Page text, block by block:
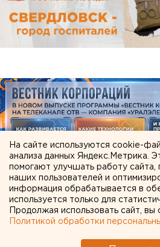
ЧИТАЙТЕ ТАКЖЕ:
Ракетную опасность
Свердловской области
На сайте используются cookie-
анализа данных Яндекс.Метрика.
помогают улучшать работу сайта,
наших пользователей и
информация обрабатывается в
используется только для
Продолжая использовать сайт,
Политикой обработки